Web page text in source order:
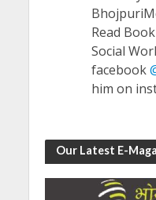
Read
Social
facebook
him on
Our Latest E-